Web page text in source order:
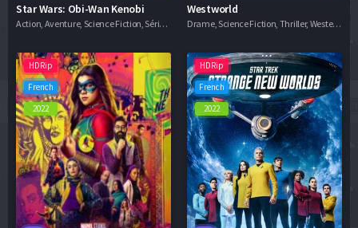
Star Wars: Obi-Wan Kenobi
Action, Aventure, Science Fiction, Séries VF
Westworld
Drame, Science Fiction, Thriller, Western, Séries VF
HDRip
French
2022
HDRip
French
2022